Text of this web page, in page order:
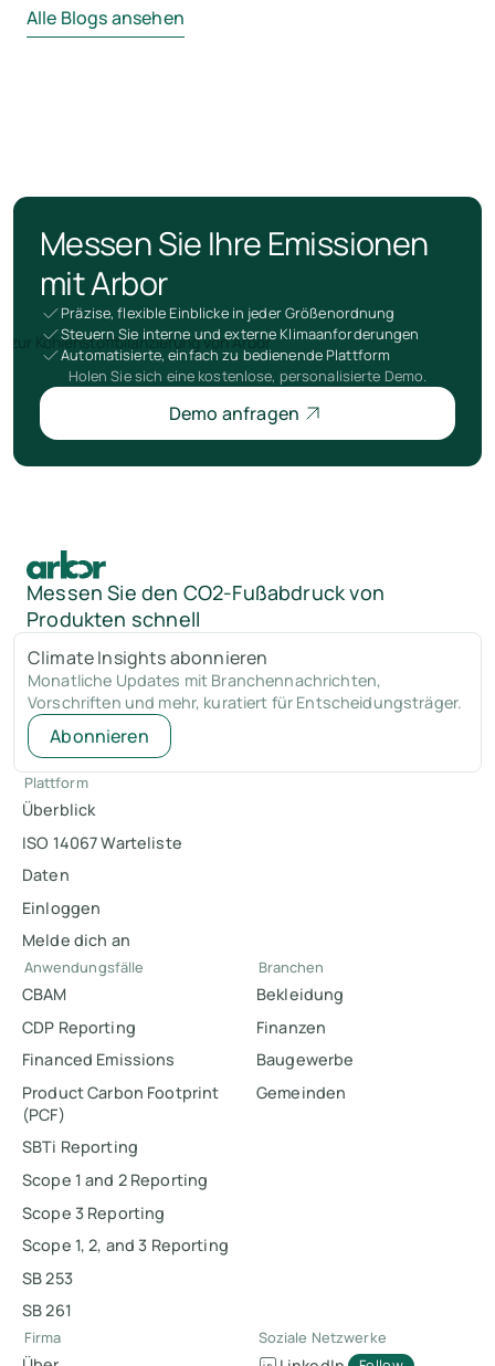
Alle Blogs ansehen
Messen Sie Ihre Emissionen
mit Arbor
Präzise, flexible Einblicke in jeder Größenordnung
Steuern Sie interne und externe Klimaanforderungen
Automatisierte, einfach zu bedienende Plattform
Holen Sie sich eine kostenlose, personalisierte Demo.
Demo anfragen
Messen Sie den CO2-Fußabdruck von
Produkten schnell
Climate Insights abonnieren
Monatliche Updates mit Branchennachrichten,
Vorschriften und mehr, kuratiert für Entscheidungsträger.
Abonnieren
Plattform
Überblick
ISO 14067 Warteliste
Daten
Einloggen
Melde dich an
Anwendungsfälle
CBAM
CDP Reporting
Financed Emissions
Product Carbon Footprint
(PCF)
SBTi Reporting
Scope 1 and 2 Reporting
Scope 3 Reporting
Scope 1, 2, and 3 Reporting
SB 253
SB 261
Branchen
Bekleidung
Finanzen
Baugewerbe
Gemeinden
Firma Soziale Netzwerke